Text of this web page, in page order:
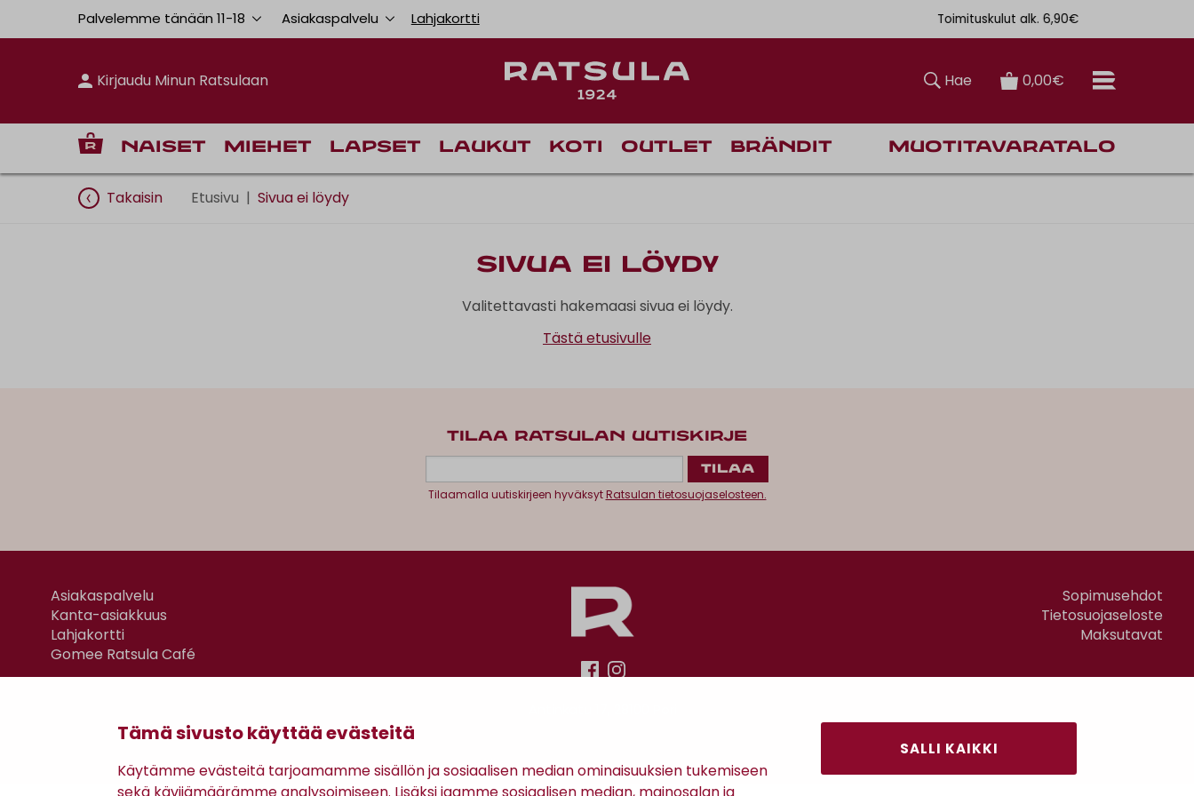
Tämä sivusto käyttää evästeitä
Käytämme evästeitä tarjoamamme sisällön ja sosiaalisen median ominaisuuksien tukemiseen
SALLI KAIKKI
Palvelemme tänään 11-18 Asiakaspalvelu Lahjakortti Toimituskulut alk. 6,90€
Kirjaudu Minun Ratsulaan Hae 0,00€
Naiset Miehet Lapset Laukut Koti Outlet Brändit Muotitavaratalo
Takaisin Etusivu | Sivua ei löydy
Sivua ei löydy
Valitettavasti hakemaasi sivua ei löydy.
Tästä etusivulle
TILAA RATSULAN UUTISKIRJE
Tilaamalla uutiskirjeen hyväksytRatsulan tietosuojaselosteen.
Asiakaspalvelu
Kanta-asiakkuus
Lahjakortti
Gomee Ratsula Café
Sopimusehdot
Tietosuojaseloste
Maksutavat